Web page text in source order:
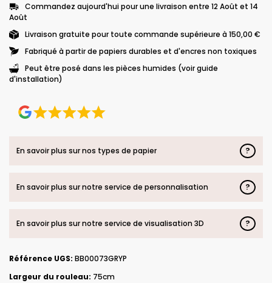
Commandez aujourd'hui pour une livraison entre 12 Août et 14
Août
Livraison gratuite pour toute commande supérieure à 150,00 €
Fabriqué à partir de papiers durables et d'encres non toxiques
Peut être posé dans les pièces humides (voir guide
d'installation)
En savoir plus sur nos types de papier ?
En savoir plus sur notre service de personnalisation ?
En savoir plus sur notre service de visualisation 3D ?
Référence UGS: BB00073GRYP
Largeur du rouleau: 75cm